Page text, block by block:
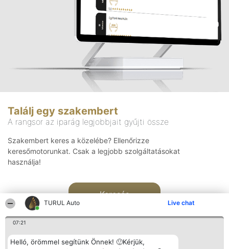
TURUL Auto Live chat
07:21
Helló, örömmel segítünk Önnek! 🙂Kérjük,
Találj egy szakembert
A rangsor az iparág legjobbjait gyűjti össze
Szakembert keres a közelébe? Ellenőrizze
keresőmotorunkat. Csak a legjobb szolgáltatásokat
használja!
Keresés